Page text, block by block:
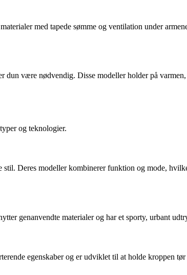
med tapede sømme og ventilation under
være nødvendig. Disse modeller holder på
og teknologier.
Deres modeller kombinerer funktion og mode,
genanvendte materialer og har et sporty, urbant
egenskaber og er udviklet til at holde kroppen